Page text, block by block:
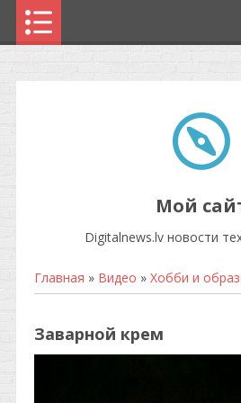
Мой
Digitalnews.lv новости
Главная » Видео » Хобби и
Заварной крем